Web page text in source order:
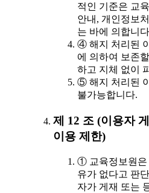
적인 기준은 교
안내, 개인정보
는 바에 의합니
④ 해지 처리된
에 의하여 보존
하고 지체 없이
⑤ 해지 처리된
불가능합니다.
제 12 조 (이용자
이용 제한)
① 교육정보원은
유가 없다고 판
자가 게재 또는